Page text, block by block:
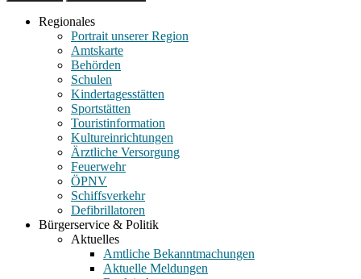
Regionales
Portrait unserer Region
Amtskarte
Behörden
Schulen
Kindertagesstätten
Sportstätten
Touristinformation
Kultureinrichtungen
Ärztliche Versorgung
Feuerwehr
ÖPNV
Schiffsverkehr
Defibrillatoren
Bürgerservice & Politik
Aktuelles
Amtliche Bekanntmachungen
Aktuelle Meldungen